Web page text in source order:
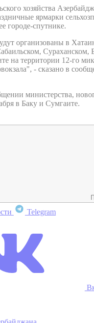
хозяйства
ярмарки
городе-спутнике.
организованы в
Сураханском,
на территории 12-го
- сказано в
министерства,
в Баку и Сумгаите.
Telegram